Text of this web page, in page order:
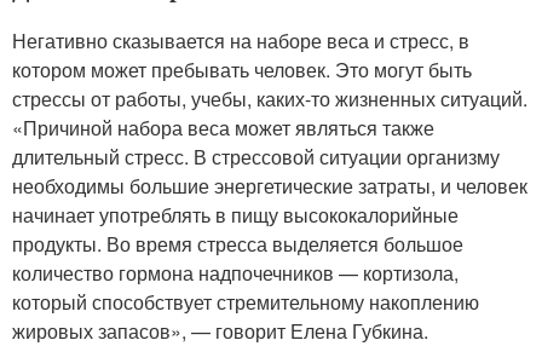
Негативно сказывается на наборе веса и стресс, в
котором может пребывать человек. Это могут быть
стрессы от работы, учебы, каких-то жизненных ситуаций.
«Причиной набора веса может являться также
длительный стресс. В стрессовой ситуации организму
необходимы большие энергетические затраты, и человек
начинает употреблять в пищу высококалорийные
продукты. Во время стресса выделяется большое
количество гормона надпочечников — кортизола,
который способствует стремительному накоплению
жировых запасов», — говорит Елена Губкина.